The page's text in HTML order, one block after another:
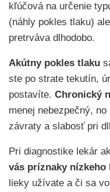
kľúčová na určenie
(náhly pokles tlaku)
pretrváva dlhodobo.
Akútny pokles tlaku
ste po strate tekutín,
postavíte. Chronický
menej nebezpečný,
závraty a slabosť pri
Pri diagnostike lekár
vás príznaky
lieky užívate a či sa